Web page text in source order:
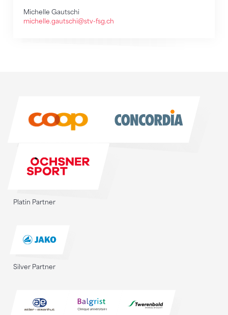
Michelle Gautschi
michelle.gautschi@stv-fsg.ch
Platin Partner
Silver Partner